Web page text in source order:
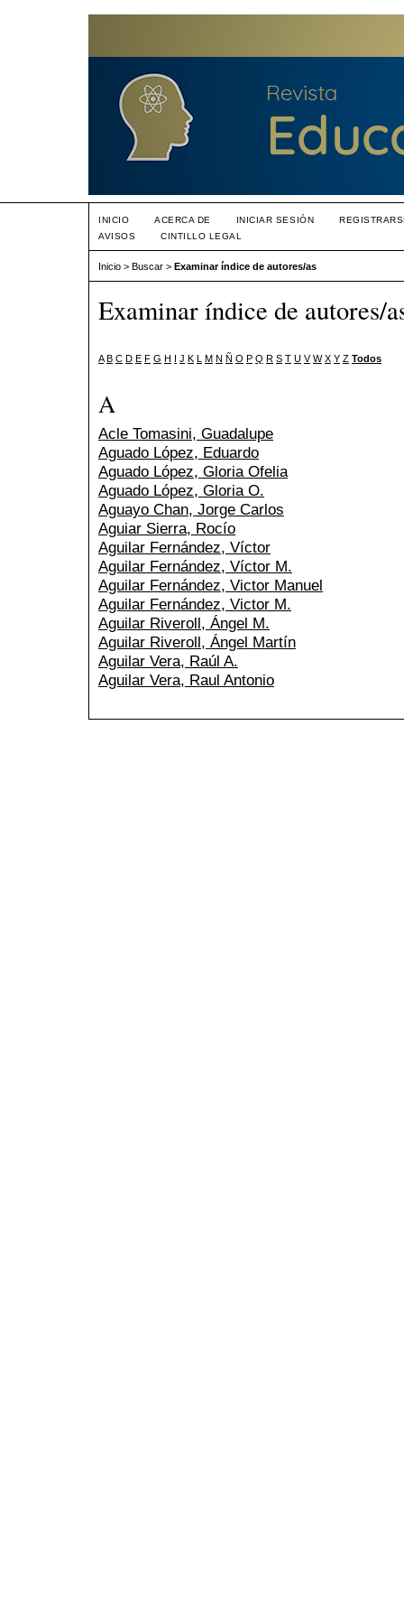
INICIO ACERCA DE INICIAR SESIÓN
AVISOS
CINTILLO LEGAL
Inicio > Buscar > Examinar índice de autores/as
Examinar índice de autores/
A B C D E F G H I J K L M N Ñ O P Q R S T U V W X Y Z Todos
A
Acle Tomasini, Guadalupe
Aguado López, Eduardo
Aguado López, Gloria Ofelia
Aguado López, Gloria O.
Aguayo Chan, Jorge Carlos
Aguiar Sierra, Rocío
Aguilar Fernández, Víctor
Aguilar Fernández, Víctor M.
Aguilar Fernández, Victor Manuel
Aguilar Fernández, Victor M.
Aguilar Riveroll, Ángel M.
Aguilar Riveroll, Ángel Martín
Aguilar Vera, Raúl A.
Aguilar Vera, Raul Antonio